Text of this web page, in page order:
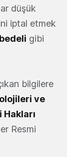
düşük
iptal etmek
bedeli gibi
bilgilere
ve
Resmi